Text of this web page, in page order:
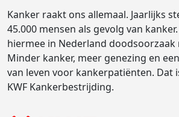
Kanker raakt ons allemaal. Jaarlijks
45.000 mensen als gevolg van
hiermee in Nederland doodsoorzaak
Minder kanker, meer genezing en
van leven voor kankerpatiënten. Dat
KWF Kankerbestrijding.